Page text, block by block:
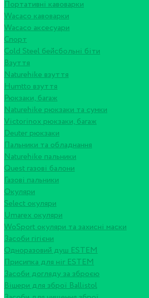
Портативні кавоварки
Wacaco кавоварки
Wacaco аксесуари
Спорт
Cold Steel бейсбольні біти
Взуття
Naturehike взуття
Humtto взуття
Рюкзаки, багаж
Naturehike рюкзаки та сумки
Victorinox рюкзаки, багаж
Deuter рюкзаки
Пальники та обладнання
Naturehike пальники
Quest газові балони
Газові пальники
Окуляри
Select окуляри
Umarex окуляри
WoSport окуляри та захисні маски
Засоби гігієни
Одноразовий душ ESTEM
Присипка для ніг ESTEM
Засоби догляду за зброєю
Вішери для зброї Ballistol